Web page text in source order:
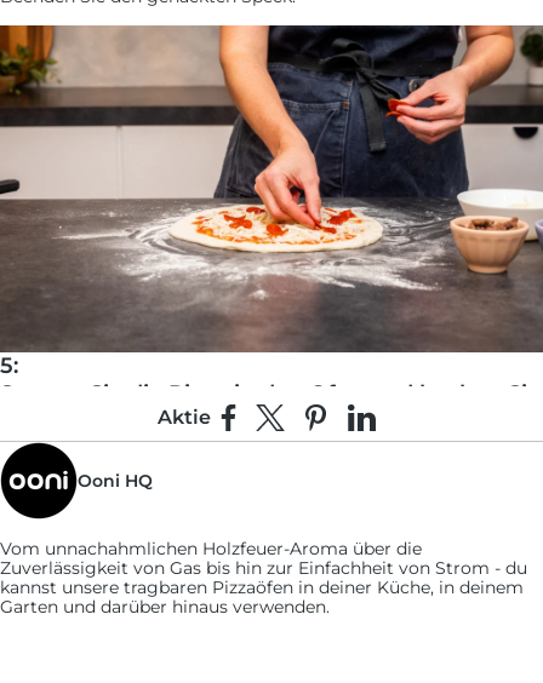
5:
Starten Sie die Pizza in den Ofen und kochen Sie
60 bis 90 Sekunden lang und drehen Sie sie alle
20 Sekunden für einen gleichmäßigen Backen.
6:
Entfernen Sie die Pizza aus dem Ofen.
Schneiden, servieren und genießen.
Aktie Auf Facebook teilen
Teilen auf X
Auf Pinterest pinnen
Auf LinkedIn teilen
Ooni HQ
Vom unnachahmlichen Holzfeuer-Aroma über die
Zuverlässigkeit von Gas bis hin zur Einfachheit von Strom - du
kannst unsere tragbaren Pizzaöfen in deiner Küche, in deinem
Garten und darüber hinaus verwenden.